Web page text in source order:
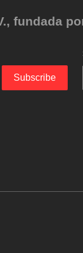
fundada
Subscribe